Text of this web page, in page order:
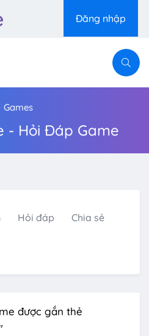
Đăng nhập
Games
- Hỏi Đáp Game
Hỏi đáp
Chia sẻ
được gắn thẻ